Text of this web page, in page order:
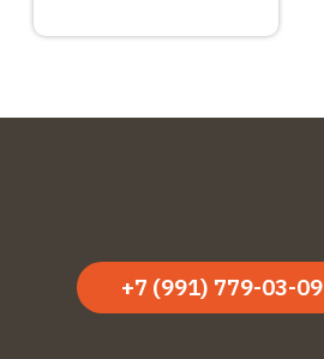
+7 (991) 779-03-09